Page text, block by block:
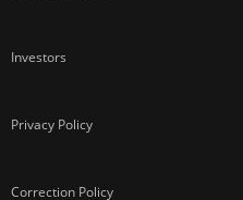
Investors
Privacy Policy
Correction Policy